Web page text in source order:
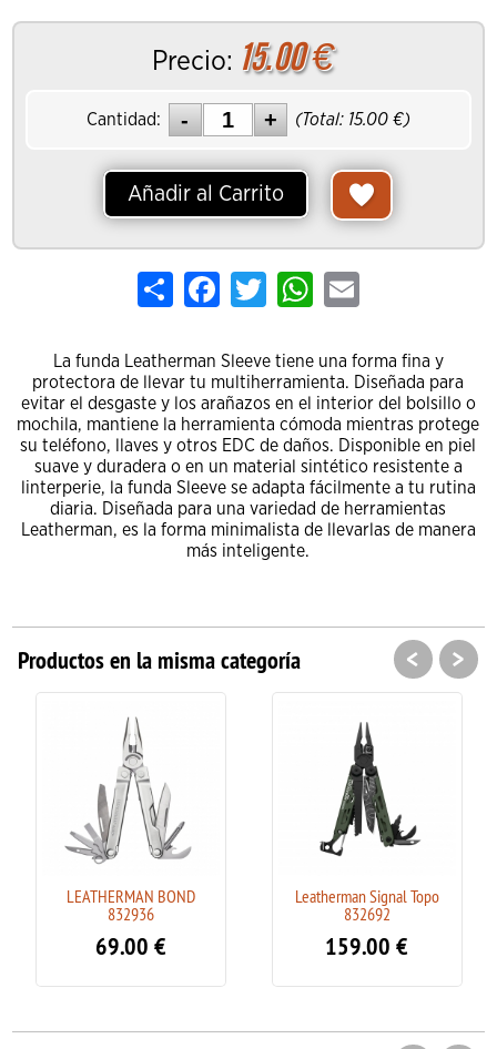
Precio: 15.00€
Cantidad: (Total: 15.00€)
Añadir al Carrito
Share FacebookTwitterWhatsApp
Email
La funda Leatherman Sleeve tiene una forma fina y
protectora de llevar tu multiherramienta. Diseñada para
evitar el desgaste y los arañazos en el interior del bolsillo o
mochila, mantiene la herramienta cómoda mientras protege
su teléfono, llaves y otros EDC de daños. Disponible en piel
suave y duradera o en un material sintético resistente a
linterperie, la funda Sleeve se adapta fácilmente a tu rutina
diaria. Diseñada para una variedad de herramientas
Leatherman, es la forma minimalista de llevarlas de manera
más inteligente.
Productos en la misma categoría
LEATHERMAN BOND
832936
69.00 €
Leatherman Signal Topo
832692
159.00 €
< >